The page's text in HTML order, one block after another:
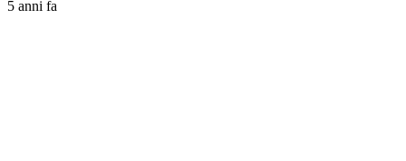
5 anni fa